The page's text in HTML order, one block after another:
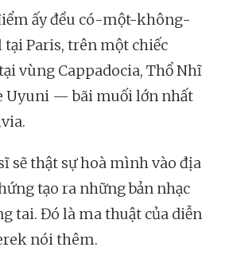
ấy đều có-một-không-
tại Paris, trên một chiếc
vùng Cappadocia, Thổ Nhĩ
Uyuni — bãi muối lớn nhất
sẽ thật sự hoà mình vào địa
tạo ra những bản nhạc
tai. Đó là ma thuật của diễn
nói thêm.